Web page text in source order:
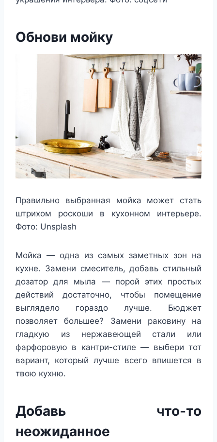
Обнови мойку
Правильно выбранная мойка может стать
штрихом роскоши в кухонном интерьере.
Фото: Unsplash
Мойка — одна из самых заметных зон на
кухне. Замени смеситель, добавь стильный
дозатор для мыла — порой этих простых
действий достаточно, чтобы помещение
выглядело гораздо лучше. Бюджет
позволяет большее? Замени раковину на
гладкую из нержавеющей стали или
фарфоровую в кантри-стиле — выбери тот
вариант, который лучше всего впишется в
твою кухню.
Добавь что-то
неожиданное